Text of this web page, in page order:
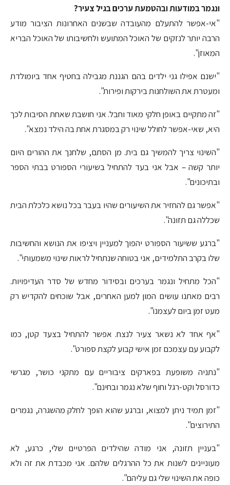
ונגמר במודעות ובהטמעת ערכים בגיל צעיר?
"אי-אפשר להתעלם מהעובדה שבשנים האחרונות הציבור מודע
הרבה יותר לנזקים של האוכל המתועש ולחשיבותו של האוכל הבריא
המאוזן".
"ישנם אפילו גני ילדים בהם הגננת מגבילה בחטיף אחד ביומולדת
ומעטרת את השולחנות בירקות ופירות".
"זה מתקיים באופן חלקי מאוד וחבל. אני חושבת שאחת הסיבות לכך
היא, שאי-אפשר לחולל שינוי רק במסגרת אחת בה הילד נמצא".
"השינוי צריך להמשיך גם בית. מן הסתם, שלחנך את ההורים היום
יותר קשה – אבל אני בעד להתחיל בשיעורי הספורט בבתי הספר
ובתיכונים".
"אפשר גם להחזיר את השיעורים שהיו בעבר בכל נושא כלכלת הבית
שכללה גם תזונה".
"ברגע ששיעור הספורט יהפוך למעניין ויציפו את הנושא והחשיבות
שלו בקרב התלמידים, אני בטוחה שנתחיל לראות שינוי משמעותי".
"הכל מתחיל ונגמר בערכים ובסידור מחדש של סדר העדיפויות.
רבים מאתנו עושים המון למען האחרים, אבל שוכחים להקדיש רק
מעט זמן ביום לעצמנו".
"אף אחד לא נשאר צעיר לנצח. אפשר להתחיל בצעד קטן, כמו
לקבוע עם עצמכם זמן אישי קבוע לקצת ספורט".
"נתניה משופעת בפארקים ציבוריים עם מתקני כושר, מגרשי
כדורסל וקט-רגל וחוף שלא נגמר ובחינם".
"זמן תמיד ניתן למצוא, וברגע שהוא הופך לחלק מהשגרה, נגמרים
התירוצים".
"בעניין תזונה, אני מודה שהילדים הפרטיים שלי, כרגע, לא
מעוניינים לשנות את כל ההרגלים שלהם. אני מכבדת את זה ולא
כופה את השינוי שלי גם עליהם".